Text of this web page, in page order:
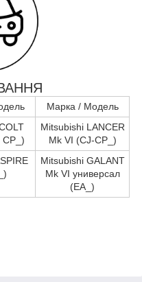
Марка / Модель
CP_)
Mitsubishi LANCER
Mk VI (CJ-CP_)
Mitsubishi GALANT
Mk VI универсал
(EA_)